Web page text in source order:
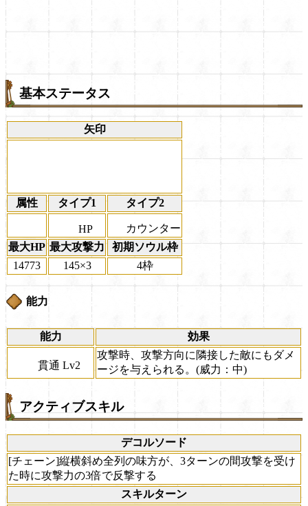
基本ステータス
矢印
属性 タイプ1 タイプ2
HP
カウンター
最大HP 最大攻撃力
初期ソウル枠
14773
145×3 4枠
能力
能力 効果
貫通 Lv2
攻撃時、攻撃方向に隣接した敵にもダメ
ージを与えられる。(威力：中)
アクティブスキル
デコルソード
[チェーン]縦横斜め全列の味方が、3ターンの間攻撃を受け
た時に攻撃力の3倍で反撃する
スキルターン